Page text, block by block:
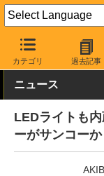
カテゴリ 過去記事
AKIBA PC Hotline!
ニュース
LEDライトも
ーがサンコー